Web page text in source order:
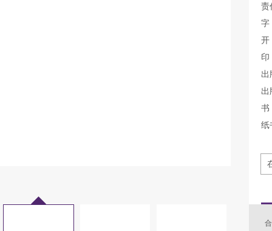
责
出
出
纸